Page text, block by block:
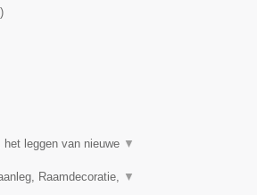
)
leggen van nieuwe ▼
Raamdecoratie, ▼